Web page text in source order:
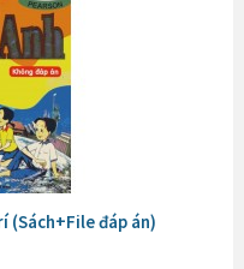
(Sách+File đáp án)